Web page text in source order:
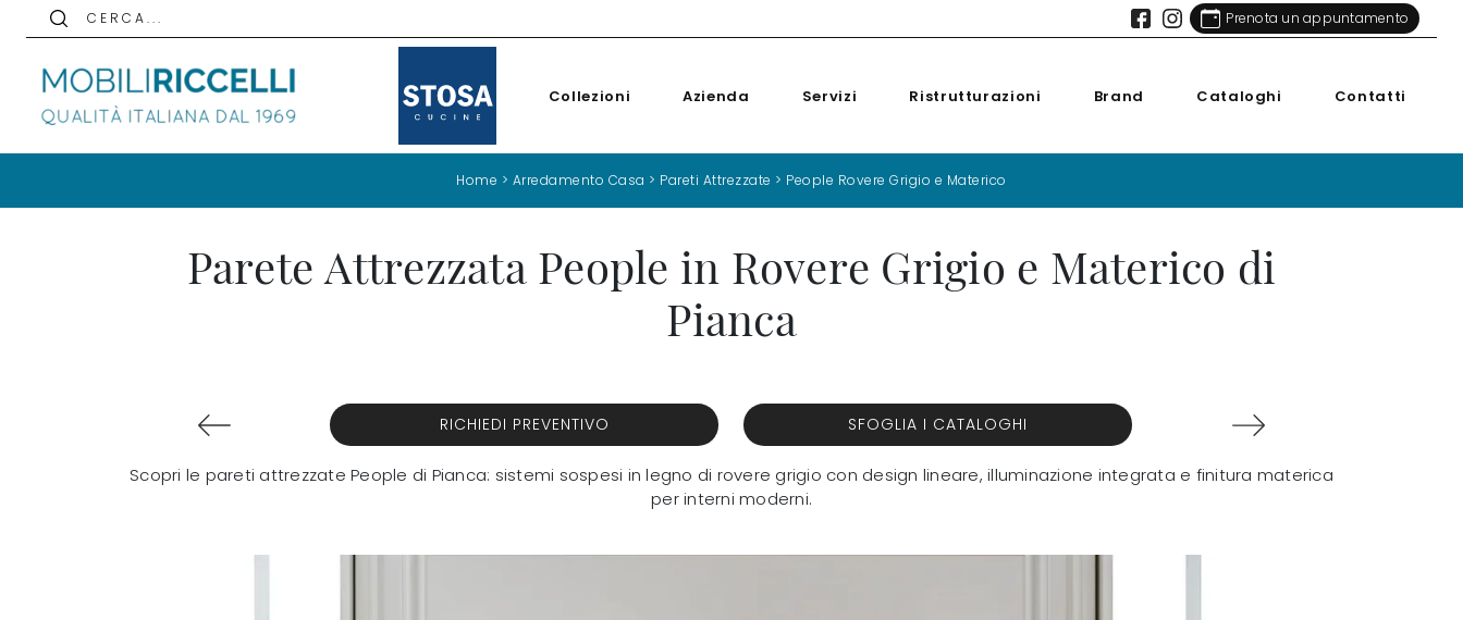
C E R C A . . . Prenota un appuntamento
Collezioni Azienda Servizi Ristrutturazioni Brand Cataloghi Contatti
Home > Arredamento Casa > Pareti Attrezzate > People Rovere Grigio e Materico
Parete Attrezzata People in Rovere Grigio e Materico di
Pianca
RICHIEDI PREVENTIVO SFOGLIA I CATALOGHI
Scopri le pareti attrezzate People di Pianca: sistemi sospesi in legno di rovere grigio con design lineare, illuminazione integrata e finitura materica
per interni moderni.